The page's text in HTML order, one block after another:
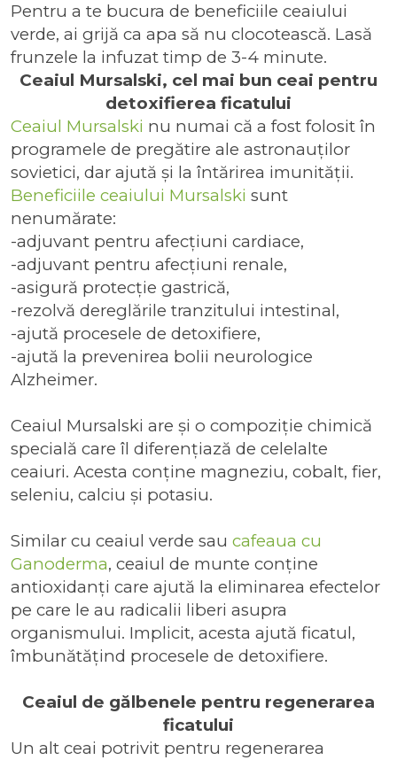
Pentru a te bucura de beneficiile ceaiului
verde, ai grijă ca apa să nu clocotească. Lasă
frunzele la infuzat timp de 3-4 minute.
Ceaiul Mursalski, cel mai bun ceai pentru
detoxifierea ficatului
Ceaiul Mursalski nu numai că a fost folosit în
programele de pregătire ale astronauților
sovietici, dar ajută și la întărirea imunității.
Beneficiile ceaiului Mursalski sunt
nenumărate:
-adjuvant pentru afecțiuni cardiace,
-adjuvant pentru afecțiuni renale,
-asigură protecție gastrică,
-rezolvă dereglările tranzitului intestinal,
-ajută procesele de detoxifiere,
-ajută la prevenirea bolii neurologice
Alzheimer.
Ceaiul Mursalski are și o compoziție chimică
specială care îl diferențiază de celelalte
ceaiuri. Acesta conține magneziu, cobalt, fier,
seleniu, calciu și potasiu.
Similar cu ceaiul verde sau cafeaua cu
Ganoderma, ceaiul de munte conține
antioxidanți care ajută la eliminarea efectelor
pe care le au radicalii liberi asupra
organismului. Implicit, acesta ajută ficatul,
îmbunătățind procesele de detoxifiere.
Ceaiul de gălbenele pentru regenerarea
ficatului
Un alt ceai potrivit pentru regenerarea